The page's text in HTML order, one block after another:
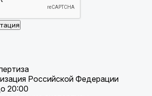
Российской Федерации
20:00